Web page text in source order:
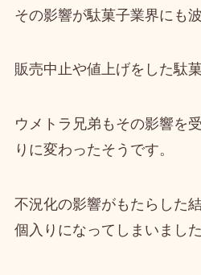
その影響が駄菓子業界にも
販売中止や値上げをした駄
ウメトラ兄弟もその影響を受
りに変わったそうです。
不況化の影響がもたらした結
個入り になってしまいました